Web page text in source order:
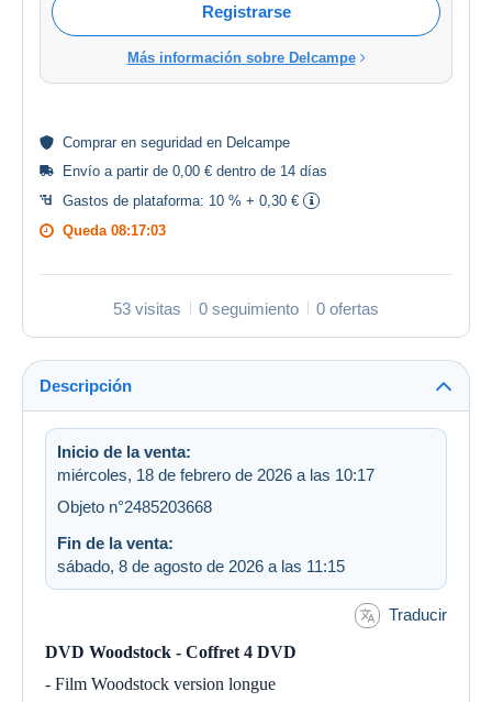
Registrarse
Más información sobre Delcampe
Comprar en seguridad en Delcampe
Envío a partir de 0,00 € dentro de 14 días
Gastos de plataforma: 10 % + 0,30 €
Queda 08:17:02
53 visitas 0 seguimiento 0 ofertas
Descripción
Inicio de la venta:
miércoles, 18 de febrero de 2026 a las 10:17
Objeto n°2485203668
Fin de la venta:
sábado, 8 de agosto de 2026 a las 11:15
Traducir
DVD Woodstock - Coffret 4 DVD
- Film Woodstock version longue